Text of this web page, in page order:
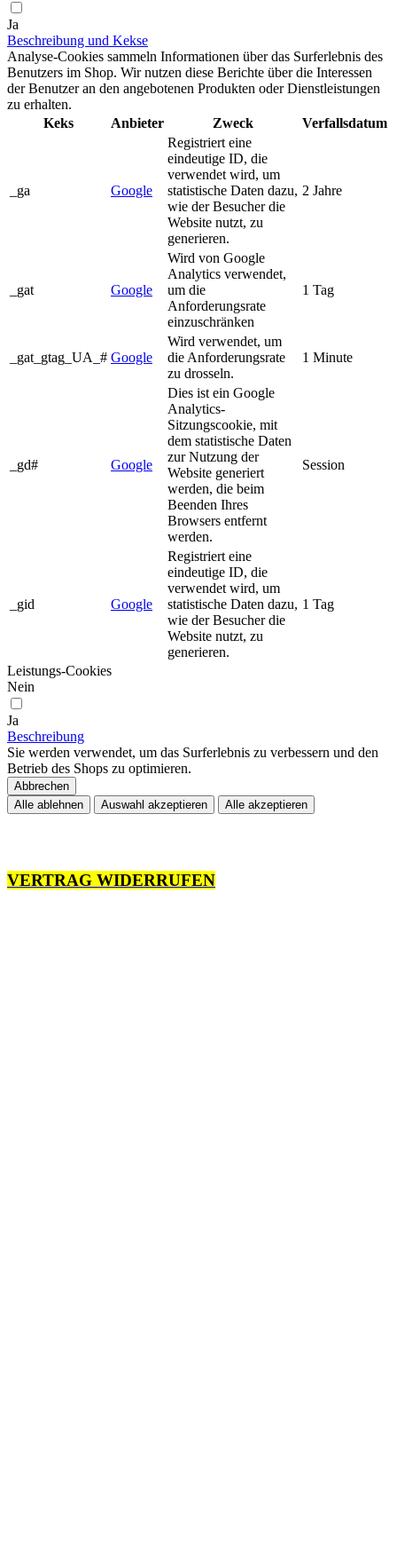
Ja
Beschreibung und Kekse
Analyse-Cookies sammeln Informationen über das Surferlebnis des
Benutzers im Shop. Wir nutzen diese Berichte über die Interessen
der Benutzer an den angebotenen Produkten oder Dienstleistungen
zu erhalten.
Keks
Anbieter Zweck Verfallsdatum
_ga Google
Registriert eine
eindeutige ID, die
verwendet wird, um
statistische Daten dazu,
wie der Besucher die
Website nutzt, zu
generieren.
2 Jahre
_gat Google
Wird von Google
Analytics verwendet,
um die
Anforderungsrate
einzuschränken
1 Tag
_gat_gtag_UA_# Google
Wird verwendet, um
die Anforderungsrate
zu drosseln.
1 Minute
_gd# Google
Dies ist ein Google
Analytics-
Sitzungscookie, mit
dem statistische Daten
zur Nutzung der
Website generiert
werden, die beim
Beenden Ihres
Browsers entfernt
werden.
Session
_gid Google
Registriert eine
eindeutige ID, die
verwendet wird, um
statistische Daten dazu,
wie der Besucher die
Website nutzt, zu
generieren.
1 Tag
Leistungs-Cookies
Nein
Ja
Beschreibung
Sie werden verwendet, um das Surferlebnis zu verbessern und den
Betrieb des Shops zu optimieren.
Abbrechen
Alle ablehnen
Auswahl akzeptieren Alle akzeptieren
VERTRAG WIDERRUFEN